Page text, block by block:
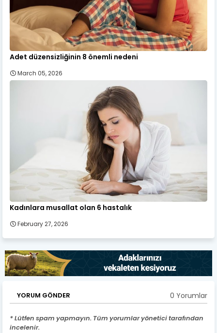
Adet düzensizliğinin 8 önemli nedeni
March 05, 2026
Kadınlara musallat olan 6 hastalık
February 27, 2026
YORUM GÖNDER 0 Yorumlar
* Lütfen spam yapmayın. Tüm yorumlar yönetici tarafından
incelenir.